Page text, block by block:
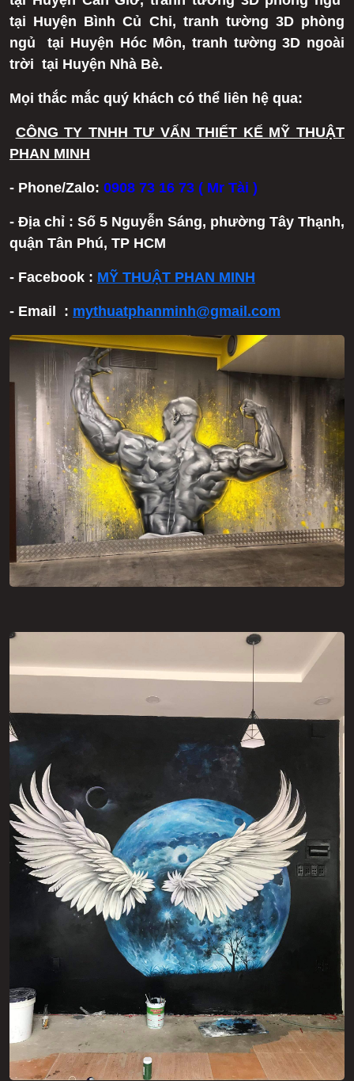
tại Huyện Bình Củ Chi, tranh tường 3D phòng
ngủ tại Huyện Hóc Môn, tranh tường 3D ngoài
trời tại Huyện Nhà Bè.
Mọi thắc mắc quý khách có thể liên hệ qua:
CÔNG TY TNHH TƯ VẤN THIẾT KẾ MỸ THUẬT
PHAN MINH
- Phone/Zalo: 0908 73 16 73 ( Mr Tài )
- Địa chỉ : Số 5 Nguyễn Sáng, phường Tây Thạnh,
quận Tân Phú, TP HCM
- Facebook : MỸ THUẬT PHAN MINH
- Email : mythuatphanminh@gmail.com